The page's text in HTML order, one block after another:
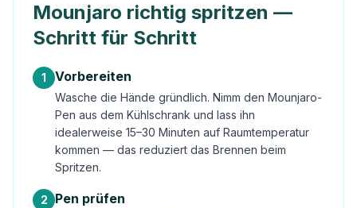
Mounjaro richtig spritzen —
Schritt für Schritt
1 Vorbereiten
Wasche die Hände gründlich. Nimm den Mounjaro-
Pen aus dem Kühlschrank und lass ihn
idealerweise 15–30 Minuten auf Raumtemperatur
kommen — das reduziert das Brennen beim
Spritzen.
2 Pen prüfen